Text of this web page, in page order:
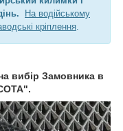
На водійському
кріплення.
вибір Замовника в